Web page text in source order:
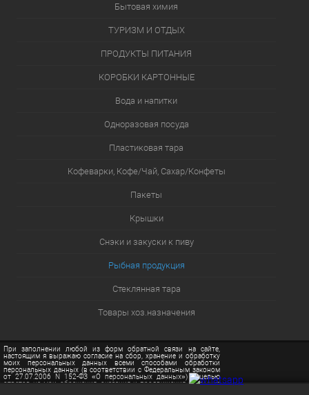
Бытовая химия
ТУРИЗМ И ОТДЫХ
ПРОДУКТЫ ПИТАНИЯ
КОРОБКИ КАРТОННЫЕ
Вода и напитки
Одноразовая посуда
Пластиковая тара
Кофеварки, Кофе/Чай, Сахар/Конфеты
Пакеты
Крышки
Снэки и закуски к пиву
Рыбная продукция
Стеклянная тара
Товары хоз.назначения
При заполнении любой из форм обратной связи на сайте,
настоящим я выражаю согласие на сбор, хранение и обработку
моих персональных данных всеми способами обработки
персональных данных (в соответствии с Федеральным законом
от 27.07.2006 N 152-ФЗ «О персональных данных») с целью
ответов на мои обращения, оказания и продвижения на рынке